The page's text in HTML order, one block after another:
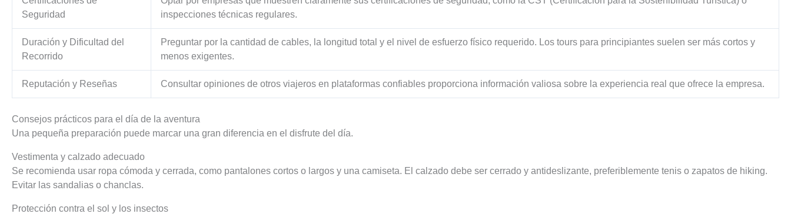
Seguridad
inspecciones técnicas regulares.
Duración y Dificultad del
Recorrido
Preguntar por la cantidad de cables, la longitud total y el nivel de esfuerzo físico requerido. Los tours para principiantes suelen ser más cortos y
menos exigentes.
Reputación y Reseñas Consultar opiniones de otros viajeros en plataformas confiables proporciona información valiosa sobre la experiencia real que ofrece la empresa.
Consejos prácticos para el día de la aventura
Una pequeña preparación puede marcar una gran diferencia en el disfrute del día.
Vestimenta y calzado adecuado
Se recomienda usar ropa cómoda y cerrada, como pantalones cortos o largos y una camiseta. El calzado debe ser cerrado y antideslizante, preferiblemente tenis o zapatos de hiking.
Evitar las sandalias o chanclas.
Protección contra el sol y los insectos